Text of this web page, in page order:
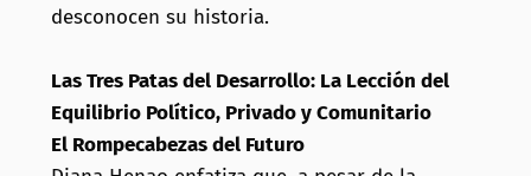
desconocen su historia.
Las Tres Patas del Desarrollo: La Lección del
Equilibrio Político, Privado y Comunitario
El Rompecabezas del Futuro